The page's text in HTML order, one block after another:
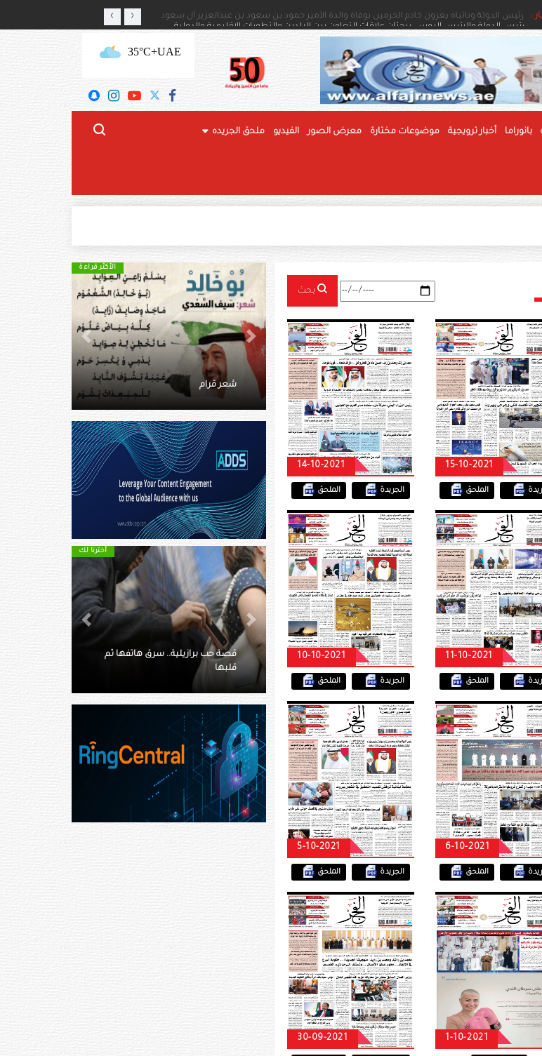
: رئيس الدولة ونائباه يعزون خادم الحرمين بوفاة والدة الأمير حمود بن سعود بن عبدالعزيز آل سعود ‹ ›
UAE
+35°C
بانوراما أخبار ترويجية موضوعات مختارة معرض الصور الفيديو ملحق الجريده
بحث
15-10-2021
الملحق
14-10-2021
الجريدة الملحق
11-10-2021
الملحق
10-10-2021
الجريدة الملحق
6-10-2021
الملحق
5-10-2021
الجريدة الملحق
1-10-2021
30-09-2021
شعر قرام
الأكثر قراءة
جيناك يالمريخ
Previous
Next
أخترنا لك
قصة حب برازيلية.. سرق هاتفها ثم
قلبها
أخترنا لك
أنجبت بغابة ورفضت كشف موقع
الرضيع
Previous
Next